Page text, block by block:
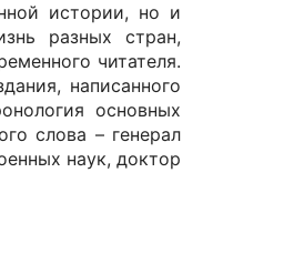
истории, но и
разных стран,
читателя.
написанного
основных
слова – генерал
наук, доктор